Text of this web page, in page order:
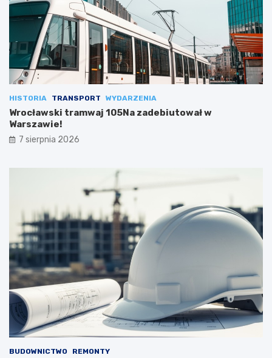
HISTORIA TRANSPORT WYDARZENIA
Wrocławski tramwaj 105Na zadebiutował w
Warszawie!
7 sierpnia 2026
BUDOWNICTWO REMONTY